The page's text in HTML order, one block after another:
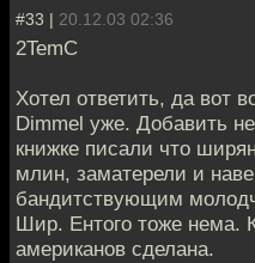
#33 | 20.12.03 02:36
2TemC
Хотел ответить, да вот
Dimmel уже. Добавить
книжке писали что
млин, заматерели и
бандитствующим
Шир. Ентого тоже нема.
американов сделана.